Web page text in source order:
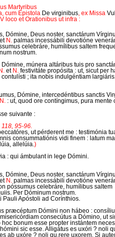
Martyribus
cum Epistola De virginibus, ex Missa
loco et Orationibus ut infra :
Dómine, Deus noster, sanctárum
et N. palmas incessábili devotióne
celebráre, humílibus saltem
nostrum.
múnera altáribus tuis pro
N. et N. festivitáte propósita : ut, sicut per
; ita nobis indulgéntiam
Dómine, intercedéntibus sanctis
N. : ut, quod ore contíngimus, pura mente
suivante :
118, 95-96.
ut pérderent me : testimónia
consummatiónis vidi finem : latum
allelúia.)
: qui ámbulant in lege Dómini.
Dómine, Deus noster, sanctárum
et N. palmas incessábili devotióne
póssumus celebráre, humílibus saltem
Per Dóminum nostrum.
Pauli Apóstoli ad Corínthios.
præcéptum Dómini non hábeo :
consecútus a Dómino, ut
bonum esse propter instántem
sic esse. Alligátus es uxóri ? noli
ab uxóre ? noli qu.rere uxorem. Si